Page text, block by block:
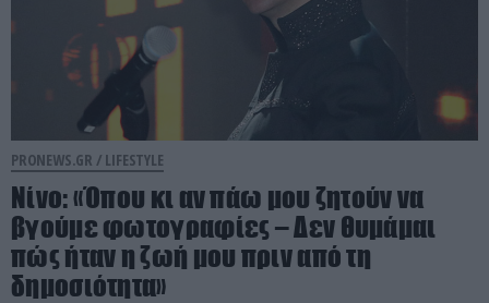
PRONEWS.GR / LIFESTYLE
Νίνο: «Όπου κι αν πάω μου ζητούν να
βγούμε φωτογραφίες – Δεν θυμάμαι
πώς ήταν η ζωή μου πριν από τη
δημοσιότητα»